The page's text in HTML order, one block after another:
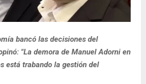
bancó las decisiones del
"La demora de Manuel Adorni en
está trabando la gestión del